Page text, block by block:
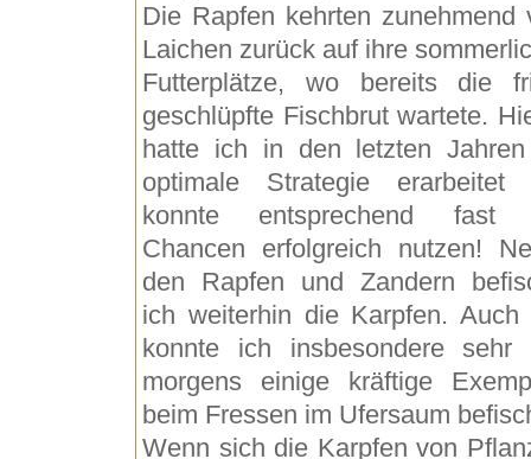
Die Rapfen kehrten zunehmend
Laichen zurück auf ihre
Futterplätze, wo bereits die
geschlüpfte Fischbrut wartete.
hatte ich in den letzten
optimale Strategie erarbeitet
konnte entsprechend fast
Chancen erfolgreich nutzen!
den Rapfen und Zandern
ich weiterhin die Karpfen. Auch
konnte ich insbesondere sehr
morgens einige kräftige
beim Fressen im Ufersaum
Wenn sich die Karpfen von